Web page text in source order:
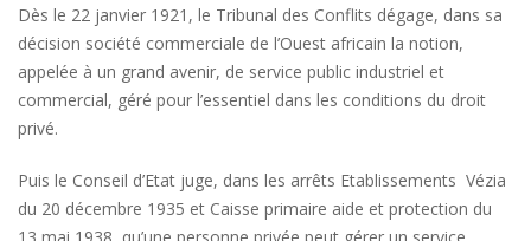
Dès le 22 janvier 1921, le Tribunal des Conflits dégage, dans sa
décision société commerciale de l’Ouest africain la notion,
appelée à un grand avenir, de service public industriel et
commercial, géré pour l’essentiel dans les conditions du droit
privé.
Puis le Conseil d’Etat juge, dans les arrêts Etablissements Vézia
du 20 décembre 1935 et Caisse primaire aide et protection du